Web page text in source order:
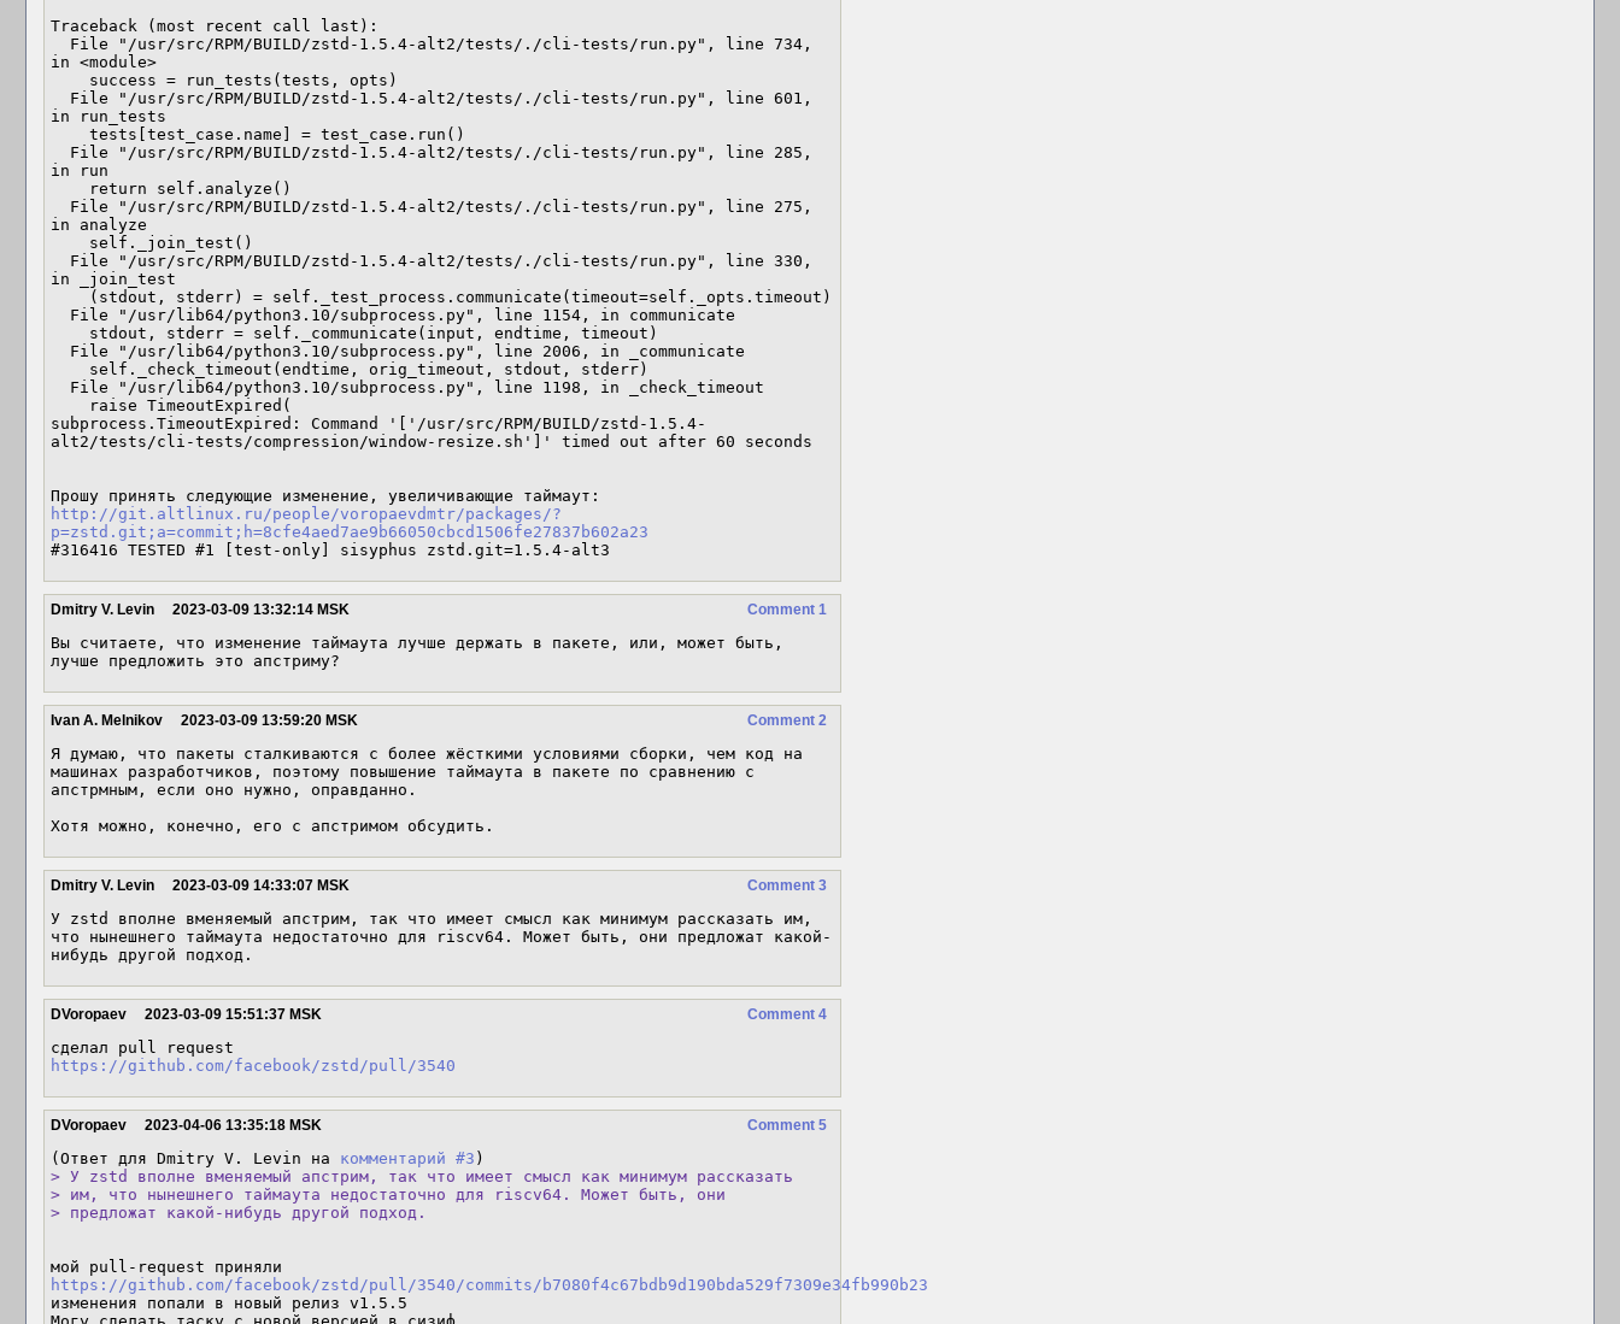
Traceback (most recent call last):
in <module>
in run_tests
in run
in analyze
in _join_test
subprocess.TimeoutExpired: Command '['/usr/src/RPM/BUILD/zstd-1.5.4-
alt2/tests/cli-tests/compression/window-resize.sh']' timed out after 60 seconds
http://git.altlinux.ru/people/voropaevdmtr/packages/?
p=zstd.git;a=commit;h=8cfe4aed7ae9b66050cbcd1506fe27837b602a23
#316416 TESTED #1 [test-only] sisyphus zstd.git=1.5.4-alt3
Comment 1
Dmitry V. Levin 2023-03-09 13:32:14 MSK
Вы считаете, что изменение таймаута лучше держать в пакете, или, может быть,
лучше предложить это апстриму?
Comment 2
Ivan A. Melnikov 2023-03-09 13:59:20 MSK
Я думаю, что пакеты сталкиваются с более жёсткими условиями сборки, чем код на
машинах разработчиков, поэтому повышение таймаута в пакете по сравнению с
апстрмным, если оно нужно, оправданно.
Хотя можно, конечно, его с апстримом обсудить.
Comment 3
Dmitry V. Levin 2023-03-09 14:33:07 MSK
У zstd вполне вменяемый апстрим, так что имеет смысл как минимум рассказать им,
что нынешнего таймаута недостаточно для riscv64. Может быть, они предложат какой-
нибудь другой подход.
Comment 4
DVoropaev 2023-03-09 15:51:37 MSK
https://github.com/facebook/zstd/pull/3540
Comment 5
DVoropaev 2023-04-06 13:35:18 MSK
(Ответ для Dmitry V. Levin на комментарий #3
> У zstd вполне вменяемый апстрим, так что имеет смысл как минимум рассказать
> им, что нынешнего таймаута недостаточно для riscv64. Может быть, они
> предложат какой-нибудь другой подход.
https://github.com/facebook/zstd/pull/3540/commits/b7080f4c67bdb9d190bda529f7309e34fb990b23
изменения попали в новый релиз v1.5.5